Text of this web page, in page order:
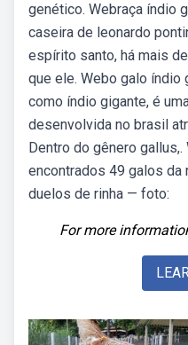
genético. Webraça índio
caseira de leonardo
espírito santo, há mais
que ele. Webo galo índio
como índio gigante, é
desenvolvida no brasil
Dentro do gênero
encontrados 49 galos da
duelos de rinha — foto:
For more